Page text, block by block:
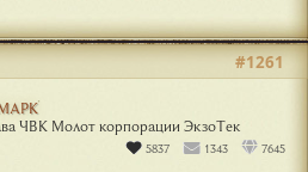
ЧВК Молот корпорации ЭкзоТек
5837 1343 7645
#1261